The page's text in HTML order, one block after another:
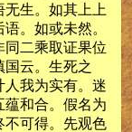
生。如其上上
。如或未然。
同二乘取证果位
云。生死之
人我为实有。迷
蕴和合。假名为
不可得。先观色